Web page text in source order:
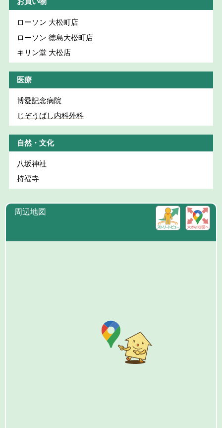
お買い物
ローソン 大松町店
ローソン 徳島大松町店
キリン堂 大松店
医療
博愛記念病院
じぞうばし内科外科
自然・文化
八坂神社
持福寺
周辺地図